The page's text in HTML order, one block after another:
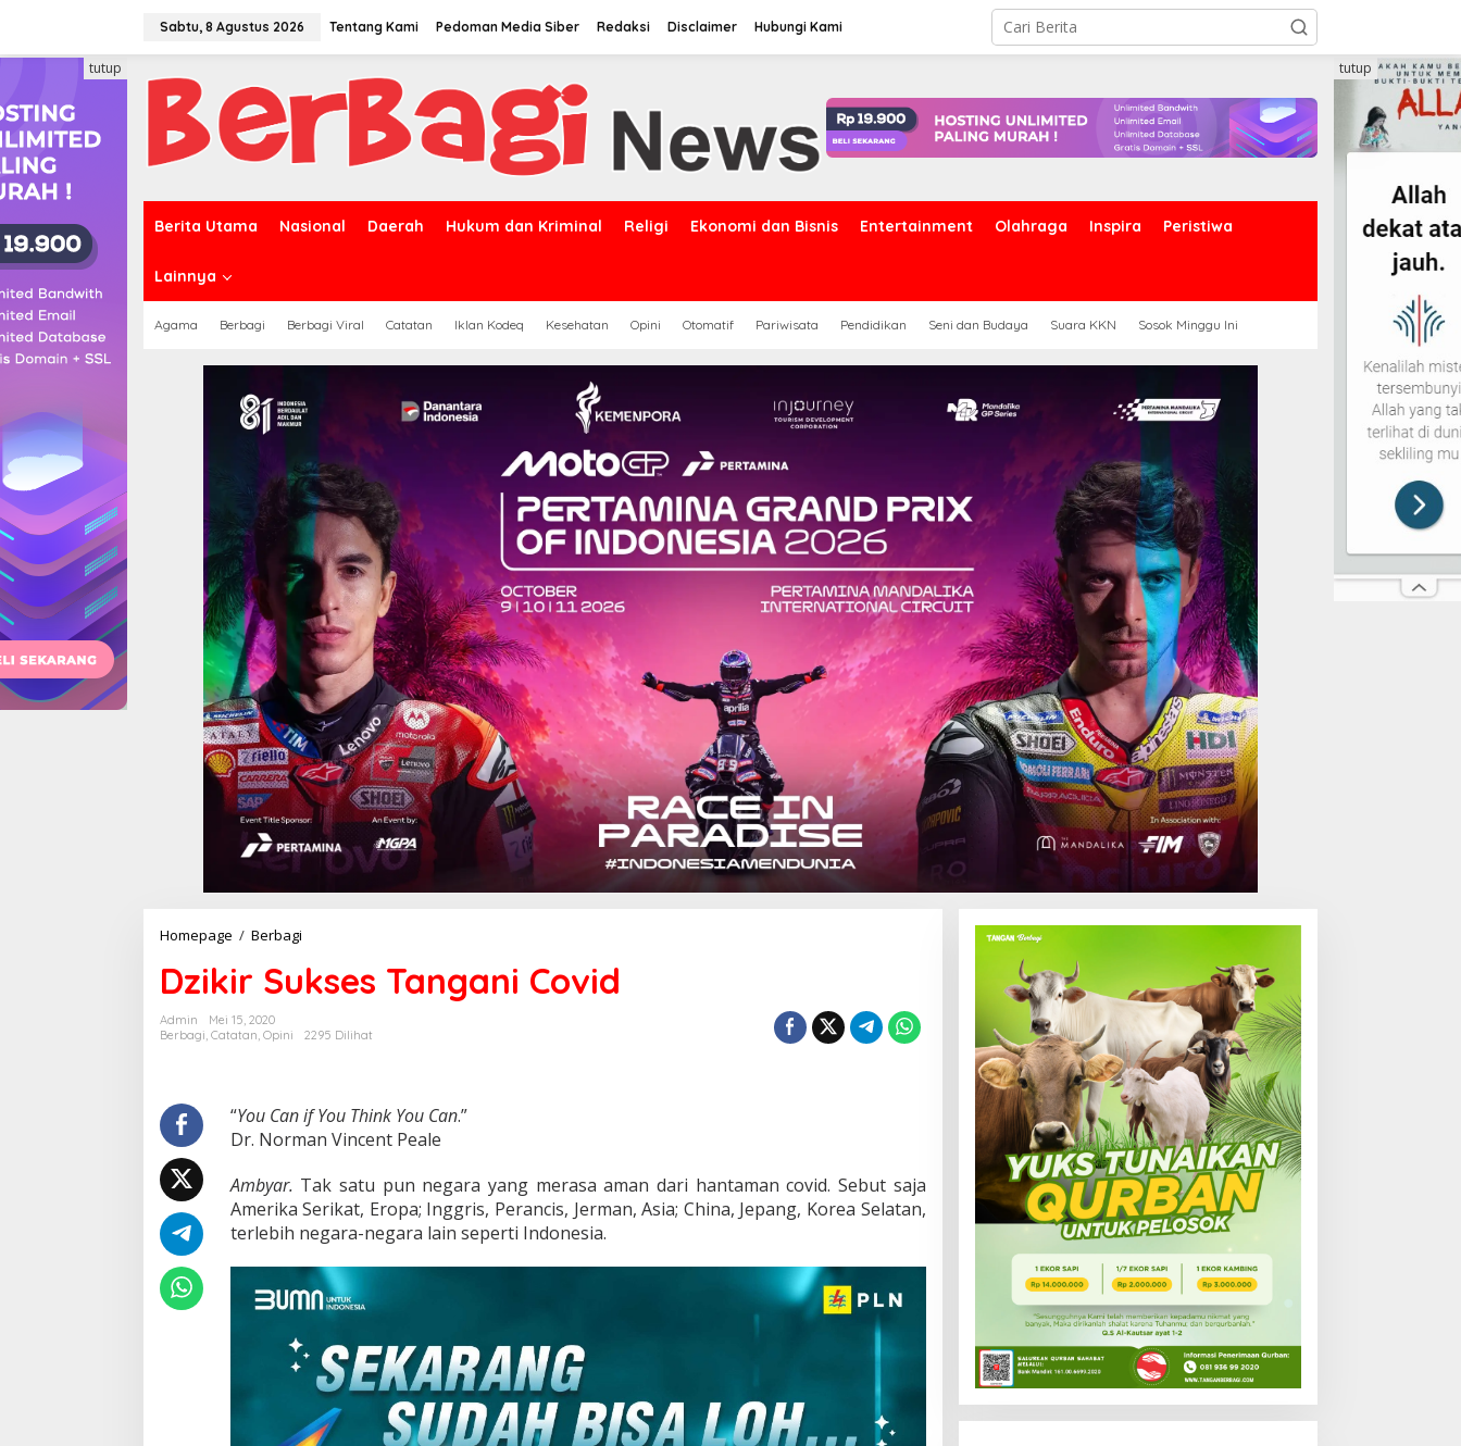
Sabtu, 8 Agustus 2026 Tentang Kami Pedoman Media Siber Redaksi Disclaimer Hubungi Kami
Berita Utama Nasional Daerah Hukum dan Kriminal Religi Ekonomi dan Bisnis Entertainment Olahraga Inspira Peristiwa
Lainnya
Agama Berbagi Berbagi Viral Catatan Iklan Kodeq Kesehatan Opini Otomatif Pariwisata Pendidikan Seni dan Budaya Suara KKN Sosok Minggu Ini
tutup tutup
Homepage / Berbagi
Tangani
Covid
Dzikir Sukses Tangani Covid
Admin
Mei 15, 2020
Berbagi, Catatan, Opini 2295 Dilihat
“You Can if You Think You Can.”
Dr. Norman Vincent Peale
Ambyar. Tak satu pun negara yang merasa aman dari hantaman covid. Sebut saja
Amerika Serikat, Eropa; Inggris, Perancis, Jerman, Asia; China, Jepang, Korea Selatan,
terlebih negara-negara lain seperti Indonesia.